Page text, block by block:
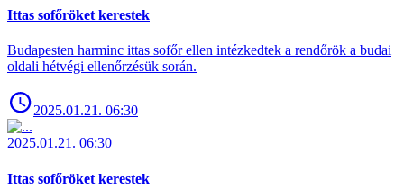
Ittas sofőröket kerestek
Budapesten harminc ittas sofőr ellen intézkedtek a rendőrök a budai
oldali hétvégi ellenőrzésük során.
2025.01.21. 06:30
2025.01.21. 06:30
Ittas sofőröket kerestek